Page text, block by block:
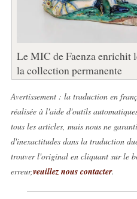
Le MIC de Faenza enrichit
la collection permanente
Avertissement : la traduction en
réalisée à l'aide d'outils
tous les articles, mais nous ne
d'inexactitudes dans la traduction
trouver l'original en cliquant sur le
erreur,veuillez nous contacter.